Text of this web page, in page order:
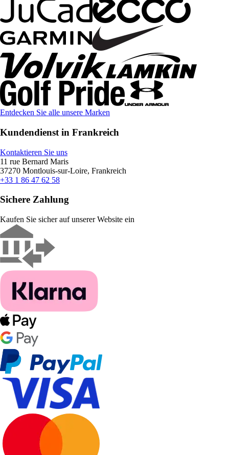
Entdecken Sie alle unsere Marken
Kundendienst in Frankreich
Kontaktieren Sie uns
11 rue Bernard Maris
37270 Montlouis-sur-Loire, Frankreich
+33 1 86 47 62 58
Sichere Zahlung
Kaufen Sie sicher auf unserer Website ein